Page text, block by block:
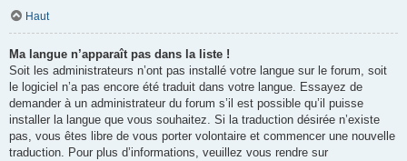
Haut
Ma langue n’apparaît pas dans la liste !
Soit les administrateurs n’ont pas installé votre langue sur le forum, soit
le logiciel n’a pas encore été traduit dans votre langue. Essayez de
demander à un administrateur du forum s’il est possible qu’il puisse
installer la langue que vous souhaitez. Si la traduction désirée n’existe
pas, vous êtes libre de vous porter volontaire et commencer une nouvelle
traduction. Pour plus d’informations, veuillez vous rendre sur